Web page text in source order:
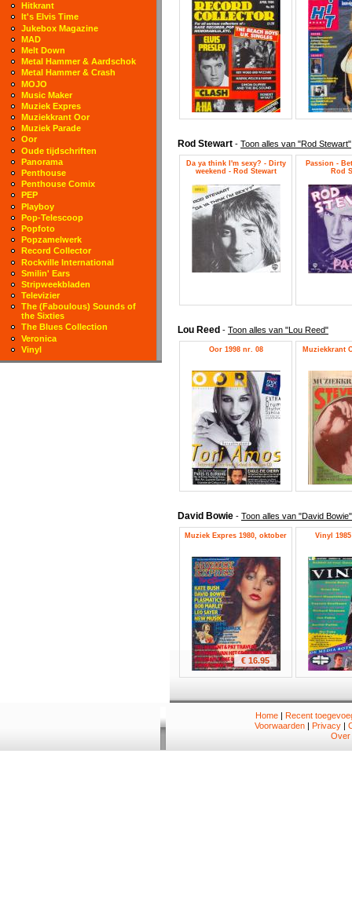
Rod Stewart - Toon alles van "Rod Stewart"
Da ya think I'm sexy? - Dirty
weekend - Rod Stewart
Passion -
Rod
Lou Reed - Toon alles van "Lou Reed"
Oor 1998 nr. 08 Muziekkrant
David Bowie - Toon alles van "David Bowie"
Muziek Expres 1980, oktober
€ 16.95
Vinyl
Hitkrant
It's Elvis Time
Jukebox Magazine
MAD
Melt Down
Metal Hammer & Aardschok
Metal Hammer & Crash
MOJO
Music Maker
Muziek Expres
Muziekkrant Oor
Muziek Parade
Oor
Oude tijdschriften
Panorama
Penthouse
Penthouse Comix
PEP
Playboy
Pop-Telescoop
Popfoto
Popzamelwerk
Record Collector
Rockville International
Smilin' Ears
Stripweekbladen
Televizier
The (Faboulous) Sounds of
the Sixties
The Blues Collection
Veronica
Vinyl
Home| Recent
Voorwaarden | Privacy |
Over